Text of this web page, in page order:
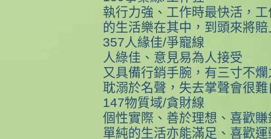
執行力強、工作時最快活，
的生活樂在其中，到頭來將
357人緣佳/爭寵線
人綠佳、意見易為人接受
又具備行銷手腕，有三寸不
耽溺於名聲，失去掌聲會很
147物質域/貪財線
個性實際、善於理想、喜歡賺
單純的生活亦能滿足、喜歡